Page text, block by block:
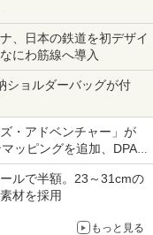
、日本の鉄道を初デザイ
にわ筋線へ導入
ショルダーバッグが付
・アドベンチャー」が
ッピングを追加、DPA
ルで半額。23～31cmの
材を採用
もっと見る